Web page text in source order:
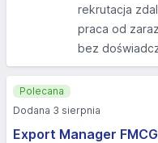
rekrutacja
praca od zaraz
bez
Export Manager
Polecana
Dodana 3 sierpnia